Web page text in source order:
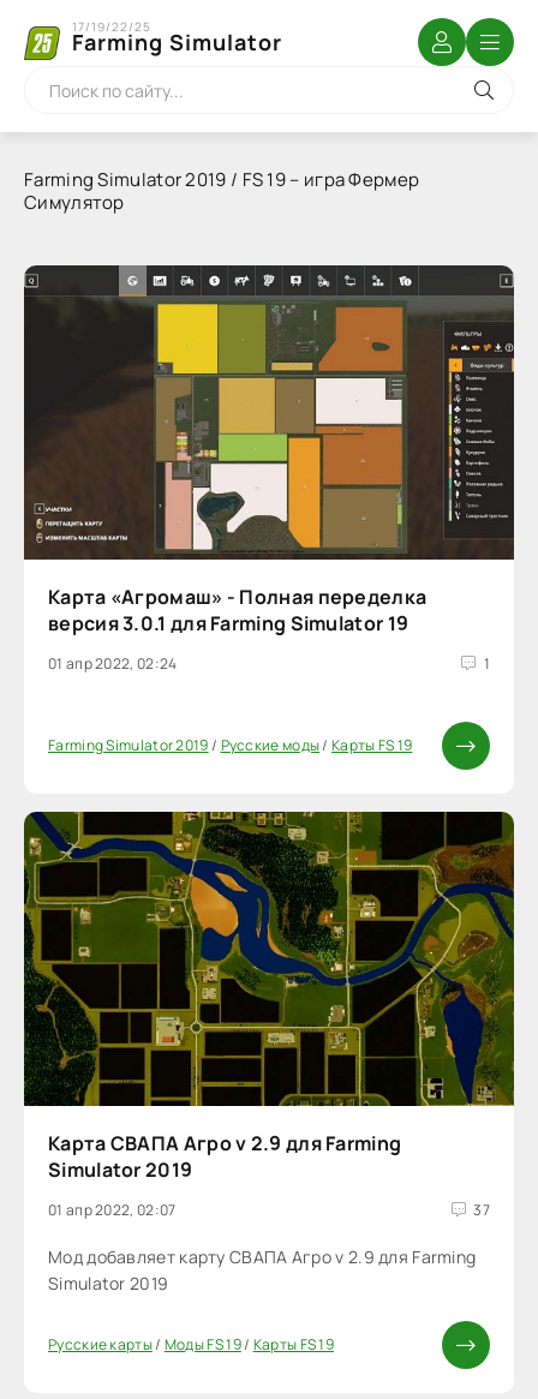
Farming Simulator
17/19/22/25
Farming Simulator 2019 / FS 19 – игра Фермер
Симулятор
Карта «Агромаш» - Полная переделка
версия 3.0.1 для Farming Simulator 19
01 апр 2022, 02:24 1
Farming Simulator 2019/ Русские моды/Карты FS 19
Карта СВАПА Агро v 2.9 для Farming
Simulator 2019
01 апр 2022, 02:07 37
Мод добавляет карту СВАПА Агро v 2.9 для Farming
Simulator 2019
Русские карты/ Моды FS 19/ Карты FS 19